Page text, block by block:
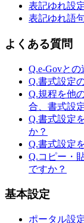
表記ゆれ設
表記ゆれ語
よくある質問
Q.e-Govと
Q.書式設定
Q.規程を他
合、書式設
Q.書式設定
か？
Q.書式設定
Q.コピー・
ですか？
基本設定
ポータル設